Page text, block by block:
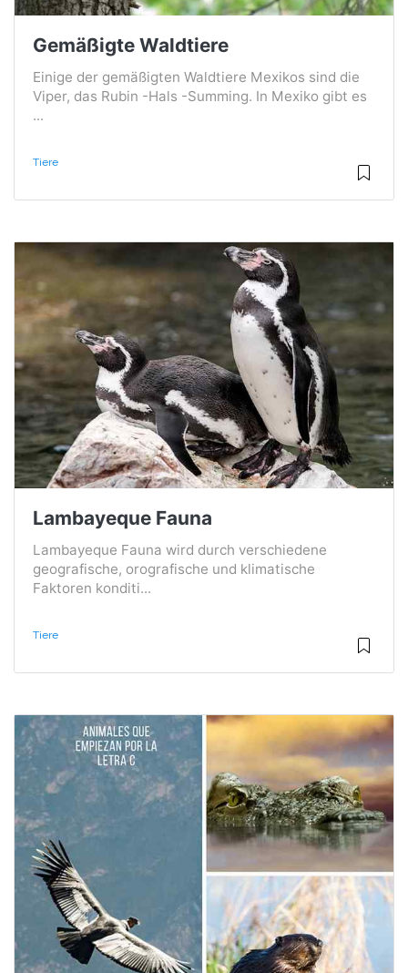
Gemäßigte Waldtiere
Einige der gemäßigten Waldtiere Mexikos sind die
Viper, das Rubin -Hals -Summing. In Mexiko gibt es
...
Tiere
Lambayeque Fauna
Lambayeque Fauna wird durch verschiedene
geografische, orografische und klimatische
Faktoren konditi...
Tiere